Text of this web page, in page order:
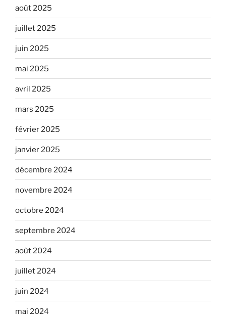
août 2025
juillet 2025
juin 2025
mai 2025
avril 2025
mars 2025
février 2025
janvier 2025
décembre 2024
novembre 2024
octobre 2024
septembre 2024
août 2024
juillet 2024
juin 2024
mai 2024